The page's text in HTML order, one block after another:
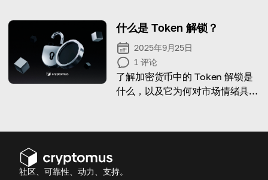
platforms to do it.
什么是 Token 解锁？
2025年9月25日
1 评论
了解加密货币中的 Token 解锁是
什么，以及它为何对市场情绪具有
社区、可靠性、动力、支持。